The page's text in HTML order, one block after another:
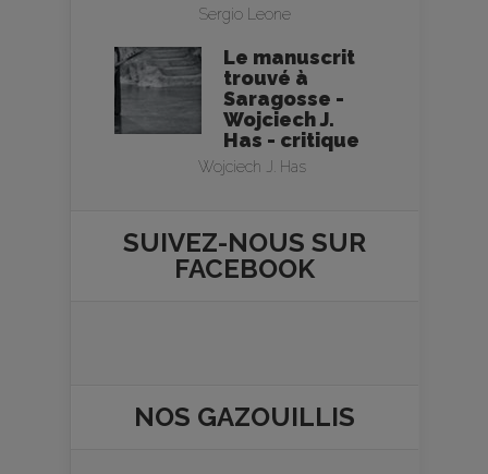
Sergio Leone
Le manuscrit
trouvé à
Saragosse -
Wojciech J.
Has - critique
Wojciech J. Has
SUIVEZ-NOUS SUR
FACEBOOK
NOS GAZOUILLIS